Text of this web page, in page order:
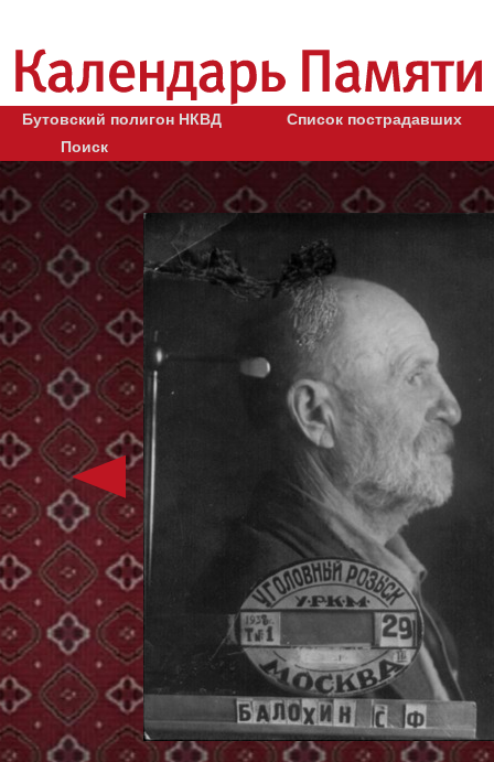
Бутовский полигон НКВД
Список пострадавших
Поиск